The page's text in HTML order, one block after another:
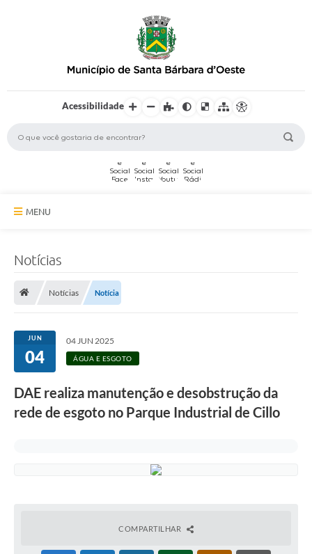
Acessibilidade
MENU
Serviços Online
Transparência
Legislação
Notícias
Notícias Notícia
JUN
04
04 JUN 2025
ÁGUA E ESGOTO
DAE realiza manutenção e desobstrução da
rede de esgoto no Parque Industrial de Cillo
COMPARTILHAR